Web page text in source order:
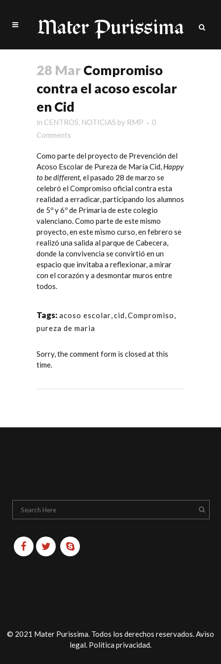
28 Mar Compromiso
contra el acoso escolar
en Cid
in CENTROS, NOTICIAS by RMP
0
Comments
Como parte del proyecto de Prevención del
Acoso Escolar de Pureza de María Cid, Happy
to be different, el pasado 28 de marzo se
celebró el Compromiso oficial contra esta
realidad a erradicar, participando los alumnos
de 5º y 6º de Primaria de este colegio
valenciano. Como parte de este mismo
proyecto, en este mismo curso, en febrero se
realizó una salida al parque de Cabecera,
donde la convivencia se convirtió en un
espacio que invitaba a reflexionar, a mirar
con el corazón y a desmontar muros entre
todos.
Tags: acoso escolar,cid,Compromiso,
pureza de maria
Sorry, the comment form is closed at this
time.
© 2021 Mater Purissima. Todos los derechos reservados.Aviso
legal. Política privacidad.